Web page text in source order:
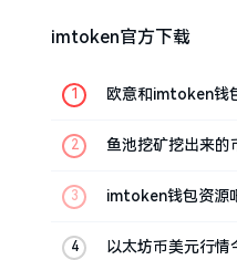
imtoken官方下载
欧意和imtoken钱
鱼池挖矿挖出来的
imtoken钱包资源
以太坊币美元行情